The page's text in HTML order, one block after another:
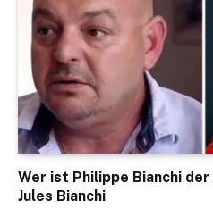
Wer ist Philippe Bianchi
Jules Bianchi